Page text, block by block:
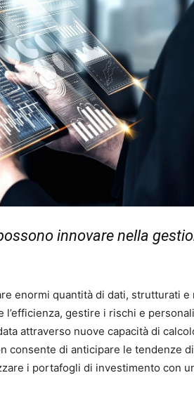
innovare nella
enormi quantità di dati, strutturati e
gestire i rischi e
attraverso nuove capacità di
consente di anticipare le tendenze di
i portafogli di investimento con